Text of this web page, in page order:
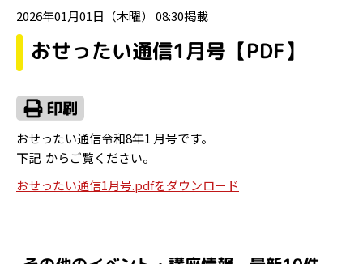
2026年01月01日（木曜） 08:30掲載
おせったい通信1月号【PDF】
おせったい通信令和8年1 月号です。
下記 からご覧ください。
おせったい通信1月号.pdfをダウンロード